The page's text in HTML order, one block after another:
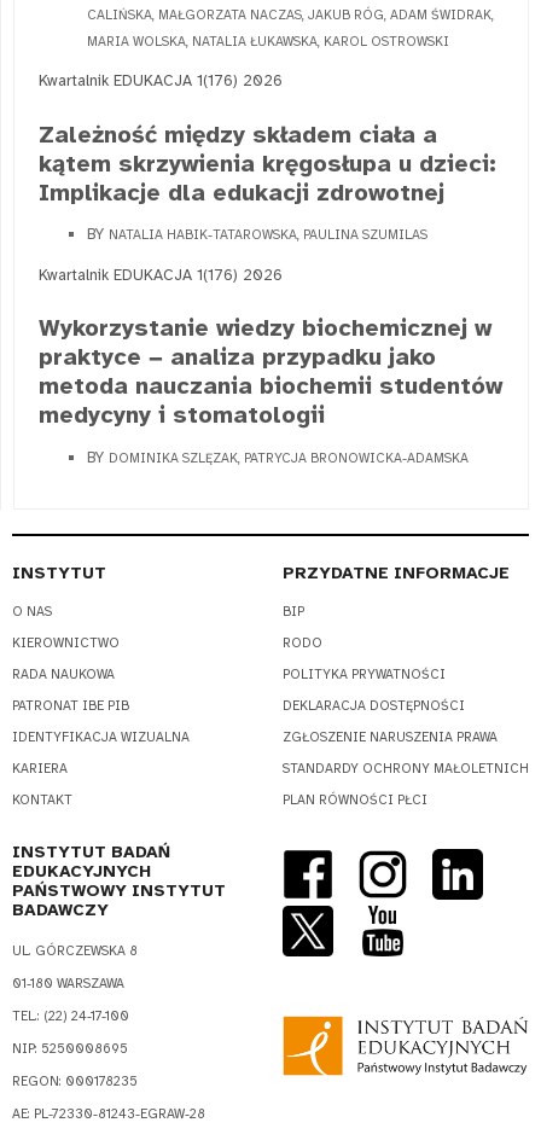
CALIŃSKA, MAŁGORZATA NACZAS, JAKUB RÓG, ADAM ŚWIDRAK,
MARIA WOLSKA, NATALIA ŁUKAWSKA, KAROL OSTROWSKI
Kwartalnik EDUKACJA 1(176) 2026
Zależność między składem ciała a
kątem skrzywienia kręgosłupa u dzieci:
Implikacje dla edukacji zdrowotnej
BY NATALIA HABIK-TATAROWSKA, PAULINA SZUMILAS
Kwartalnik EDUKACJA 1(176) 2026
Wykorzystanie wiedzy biochemicznej w
praktyce − analiza przypadku jako
metoda nauczania biochemii studentów
medycyny i stomatologii
BY DOMINIKA SZLĘZAK, PATRYCJA BRONOWICKA-ADAMSKA
INSTYTUT
O NAS
KIEROWNICTWO
RADA NAUKOWA
PATRONAT IBE PIB
IDENTYFIKACJA WIZUALNA
KARIERA
KONTAKT
PRZYDATNE INFORMACJE
BIP
RODO
POLITYKA PRYWATNOŚCI
DEKLARACJA DOSTĘPNOŚCI
ZGŁOSZENIE NARUSZENIA PRAWA
STANDARDY OCHRONY MAŁOLETNICH
PLAN RÓWNOŚCI PŁCI
INSTYTUT BADAŃ
EDUKACYJNYCH
PAŃSTWOWY INSTYTUT
BADAWCZY
UL. GÓRCZEWSKA 8
01-180 WARSZAWA
TEL.: (22) 24-17-100
NIP: 5250008695
REGON: 000178235
AE: PL-72330-81243-EGRAW-28